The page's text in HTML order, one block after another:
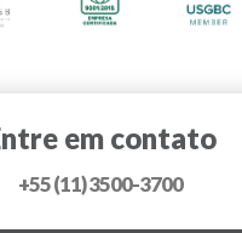
em contato
+55 (11) 3500-3700